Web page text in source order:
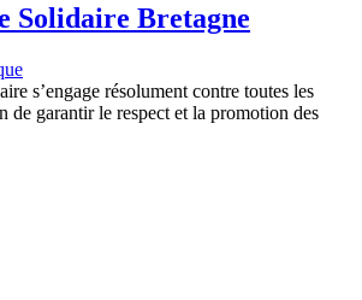
Solidaire Bretagne
s’engage résolument contre toutes les
de garantir le respect et la promotion des